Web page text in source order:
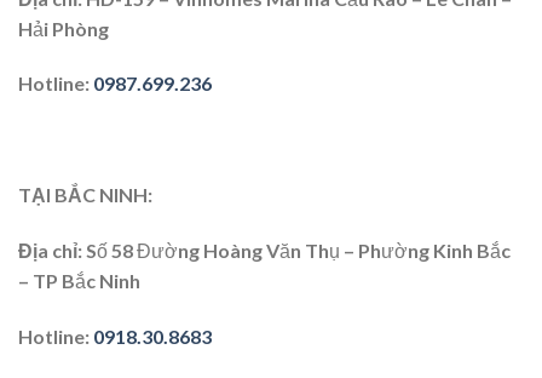
Hải Phòng
Hotline: 0987.699.236
TẠI BẮC NINH:
Địa chỉ: Số 58 Đường Hoàng Văn Thụ – Phường Kinh Bắc
– TP Bắc Ninh
Hotline: 0918.30.8683